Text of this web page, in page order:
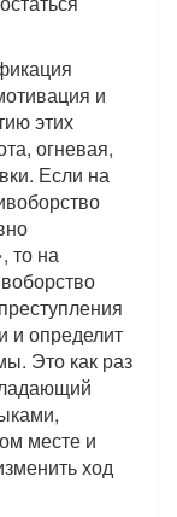
и
этих
огневая,
Если на
то на
и определит
Это как раз
месте и
ход